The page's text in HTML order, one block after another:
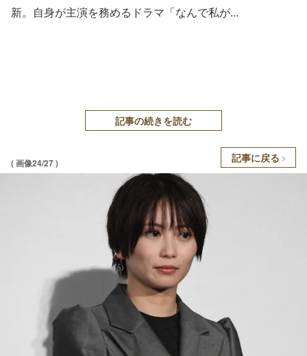
新。自身が主演を務めるドラマ「なんで私が...
記事の続きを読む
( 画像24/27 ) 記事に戻る